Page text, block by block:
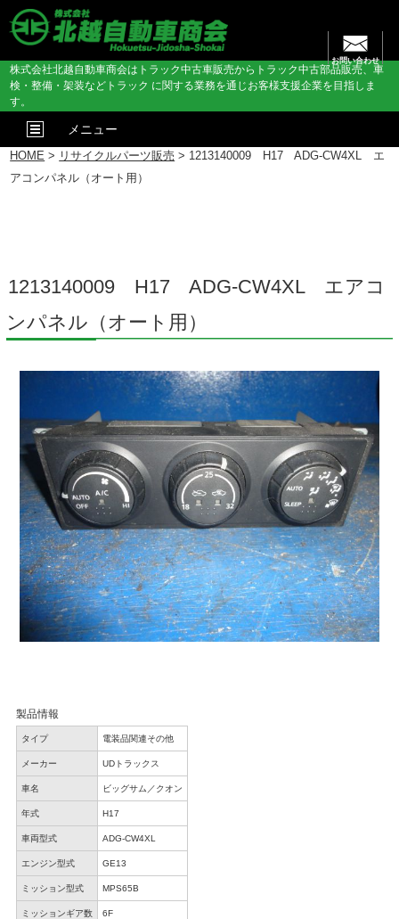
お問い合わせ
株式会社北越自動車商会はトラック中古車販売からトラック中古部品販売、車
検・整備・架装などトラック に関する業務を通じお客様支援企業を目指しま
す。
メニュー
HOME > リサイクルパーツ販売 > 1213140009 H17 ADG-CW4XL エ
アコンパネル（オート用）
1213140009 H17 ADG-CW4XL エアコ
ンパネル（オート用）
製品情報
タイプ 電装品関連その他
メーカー UDトラックス
車名 ビッグサム／クオン
年式 H17
車両型式 ADG-CW4XL
エンジン型式 GE13
ミッション型式 MPS65B
ミッションギア数 6F